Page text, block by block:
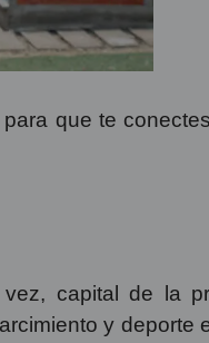
que te
capital de la
y deporte